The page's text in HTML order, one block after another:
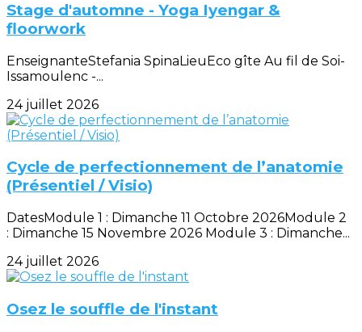
Stage d'automne - Yoga Iyengar &
floorwork
EnseignanteStefania SpinaLieuEco gîte Au fil de Soi-
Issamoulenc -...
24 juillet 2026
Cycle de perfectionnement de l’anatomie
(Présentiel / Visio)
DatesModule 1 : Dimanche 11 Octobre 2026Module 2
: Dimanche 15 Novembre 2026 Module 3 : Dimanche...
24 juillet 2026
Osez le souffle de l'instant